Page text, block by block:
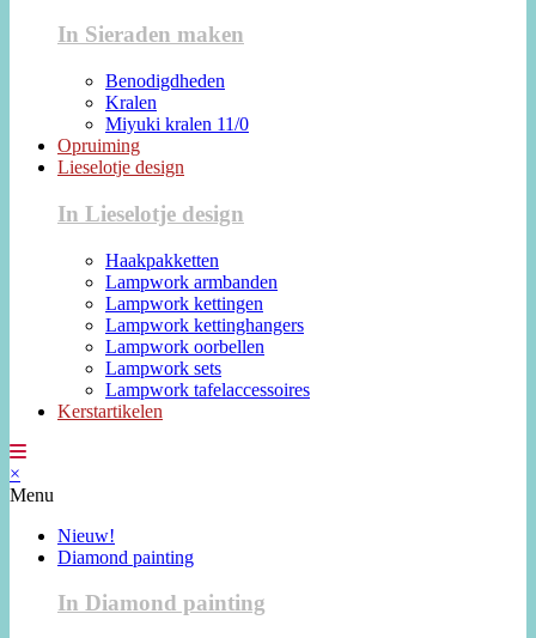
In Sieraden maken
Benodigdheden
Kralen
Miyuki kralen 11/0
Opruiming
Lieselotje design
In Lieselotje design
Haakpakketten
Lampwork armbanden
Lampwork kettingen
Lampwork kettinghangers
Lampwork oorbellen
Lampwork sets
Lampwork tafelaccessoires
Kerstartikelen
×
Menu
Nieuw!
Diamond painting
In Diamond painting